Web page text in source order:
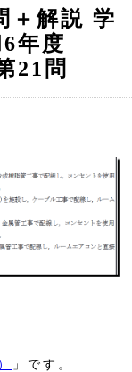
＋解説 学
年度
21問
」です。